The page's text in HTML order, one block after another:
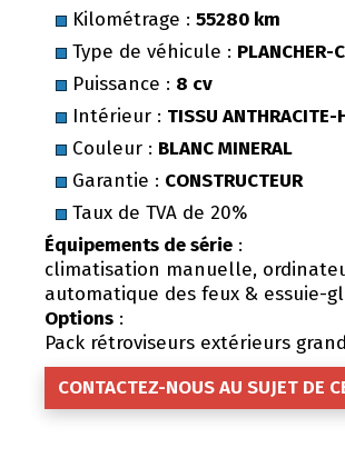
Kilométrage : 55280 km
Type de véhicule : PLANCHER-
Puissance : 8 cv
Intérieur : TISSU ANTHRACITE-
Couleur : BLANC MINERAL
Garantie : CONSTRUCTEUR
Taux de TVA de 20%
Équipements de série :
climatisation manuelle,
automatique des feux & essuie-
Options :
Pack rétroviseurs extérieurs
CONTACTEZ-NOUS AU SUJET DE